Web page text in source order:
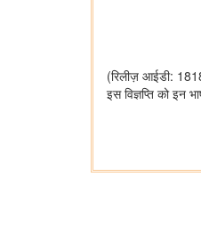
(रिलीज़ आईडी:
इस विज्ञप्ति को इन